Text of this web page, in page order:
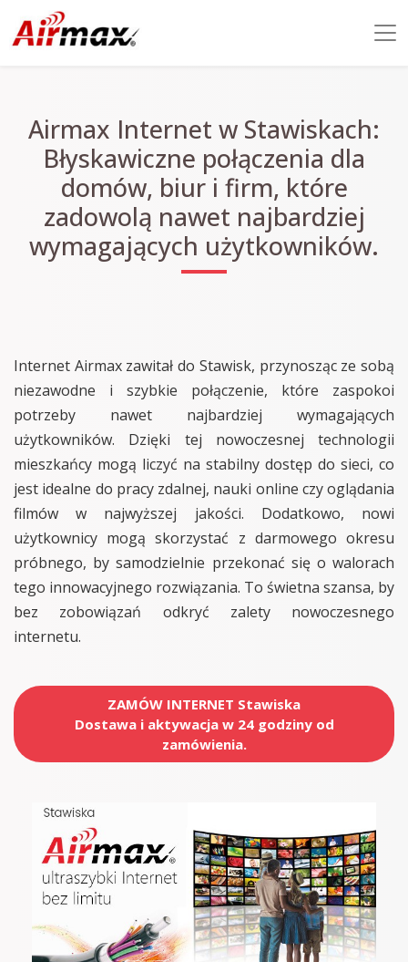
Airmax Internet w Stawiskach:
Błyskawiczne połączenia dla
domów, biur i firm, które
zadowolą nawet najbardziej
wymagających użytkowników.
Internet Airmax zawitał do Stawisk, przynosząc ze sobą
niezawodne i szybkie połączenie, które zaspokoi
potrzeby nawet najbardziej wymagających
użytkowników. Dzięki tej nowoczesnej technologii
mieszkańcy mogą liczyć na stabilny dostęp do sieci, co
jest idealne do pracy zdalnej, nauki online czy oglądania
filmów w najwyższej jakości. Dodatkowo, nowi
użytkownicy mogą skorzystać z darmowego okresu
próbnego, by samodzielnie przekonać się o walorach
tego innowacyjnego rozwiązania. To świetna szansa, by
bez zobowiązań odkryć zalety nowoczesnego
internetu.
ZAMÓW INTERNET Stawiska
Dostawa i aktywacja w 24 godziny od
zamówienia.